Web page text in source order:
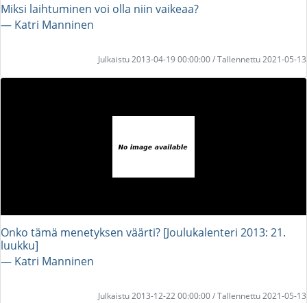
Miksi laihtuminen voi olla niin vaikeaa?
― Katri Manninen
Julkaistu 2013-04-19 00:00:00 / Tallennettu 2021-05-13
Onko tämä menetyksen väärti? [Joulukalenteri 2013: 21.
luukku]
― Katri Manninen
Julkaistu 2013-12-22 00:00:00 / Tallennettu 2021-05-13